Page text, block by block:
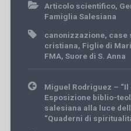
Articolo scientifico,
Famiglia Salesiana
canonizzazione, case
cristiana, Figlie di
FMA, Suore di S. Anna
Post
navigation
Miguel Rodriguez –
Esposizione biblio-
salesiana alla luce
“Quaderni di